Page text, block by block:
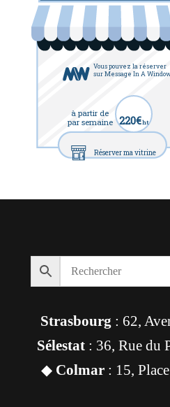
Vous pouvez la réserver
sur Message In A
à partir de
par semaine 220€ht
Réserver ma vitrine
Strasbourg : 62,
Sélestat : 36, Rue du
◆ Colmar: 15,